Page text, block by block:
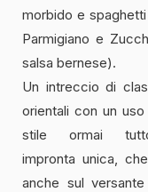
morbido e
Parmigiano e
salsa bernese).
Un intreccio di
orientali con un
stile ormai
impronta unica,
anche sul